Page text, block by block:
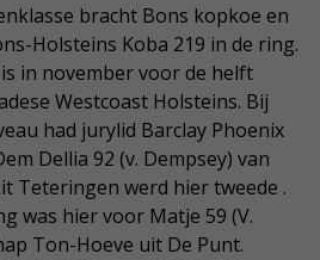
bracht Bons kopkoe en
Holsteins Koba 219 in de ring.
in november voor de helft
Westcoast Holsteins. Bij
had jurylid Barclay Phoenix
Dellia 92 (v. Dempsey) van
Teteringen werd hier tweede .
was hier voor Matje 59 (V.
Ton-Hoeve uit De Punt.